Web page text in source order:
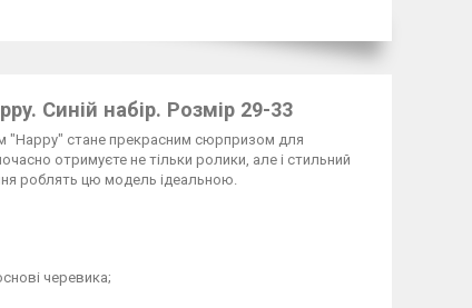
Синій набір. Розмір 29-33
"Happy" стане прекрасним сюрпризом для
отримуєте не тільки ролики, але і стильний
роблять цю модель ідеальною.
черевика;